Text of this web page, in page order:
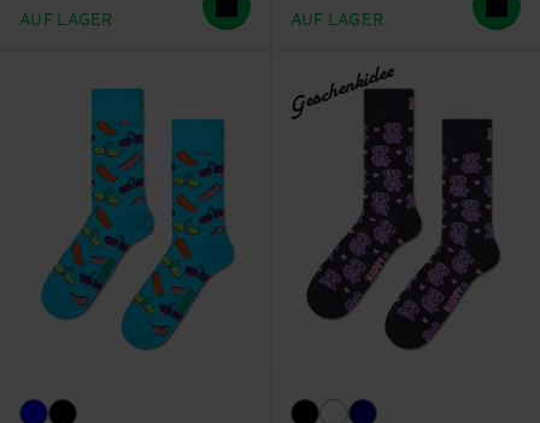
AUF LAGER AUF LAGER
Geschenkidee